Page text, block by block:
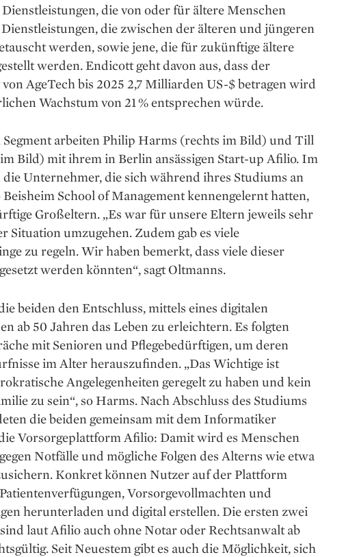
die von oder für ältere Menschen
die zwischen der älteren und jüngeren
werden, ­sowie jene, die für zukünftige ältere
werden. Endicott geht davon aus, dass der
AgeTech bis 2025 2,7 Milliarden US-$ betragen wird
Wachstum von 21 % entsprechen würde.
Segment arbeiten Philip Harms (rechts im Bild) und Till
Bild) mit ihrem in Berlin ansässigen Start-up Afilio. Im
die Unternehmer, die sich während ihres Studiums an
School of Management kennengelernt hatten,
Großeltern. „Es war für unsere Eltern jeweils sehr
Situation umzugehen. Zudem gab es viele
zu regeln. Wir haben bemerkt, dass viele dieser
werden könnten“, sagt Oltmanns.
beiden den Entschluss, mittels eines digitalen
ab 50 Jahren das Leben zu erleichtern. Es ­folgten
mit ­Senioren und Pflegebedürftigen, um deren
im ­Alter ­herauszufinden. „Das Wichtige ist
Angelegenheiten geregelt zu ­haben und kein
zu sein“, so Harms. Nach Abschluss des Studiums
die beiden gemeinsam mit dem Informatiker
Vorsorgeplattform Afilio: Damit wird es ­Menschen
­Notfälle und mögliche Folgen des ­Alterns wie etwa
­Konkret können Nutzer auf der Plattform
Vorsorgevollmachten und
herunterladen und digital erstellen. Die ersten zwei
laut Afilio auch ohne Notar oder Rechtsanwalt ab
Seit Neuestem gibt es auch die Möglichkeit, sich